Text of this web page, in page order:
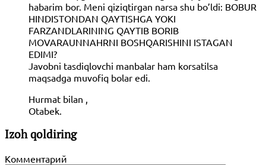
habarim bor. Meni qiziqtirgan narsa shu bo’ldi: BOBUR
HINDISTONDAN QAYTISHGA YOKI
FARZANDLARINING QAYTIB BORIB
MOVARAUNNAHRNI BOSHQARISHINI ISTAGAN
EDIMI?
Javobni tasdiqlovchi manbalar ham korsatilsa
maqsadga muvofiq bolar edi.
Hurmat bilan ,
Otabek.
Izoh qoldiring
Комментарий